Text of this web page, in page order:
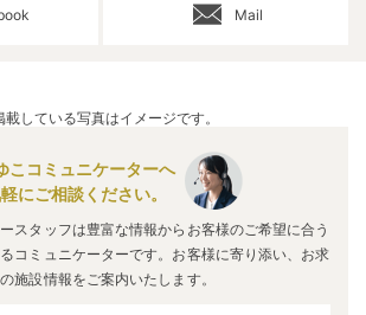
Mail
載している写真はイメージです。
こコミュニケーターへ
にご相談ください。
スタッフは豊富な情報からお客様のご希望に合う
コミュニケーターです。お客様に寄り添い、お求
施設情報をご案内いたします。